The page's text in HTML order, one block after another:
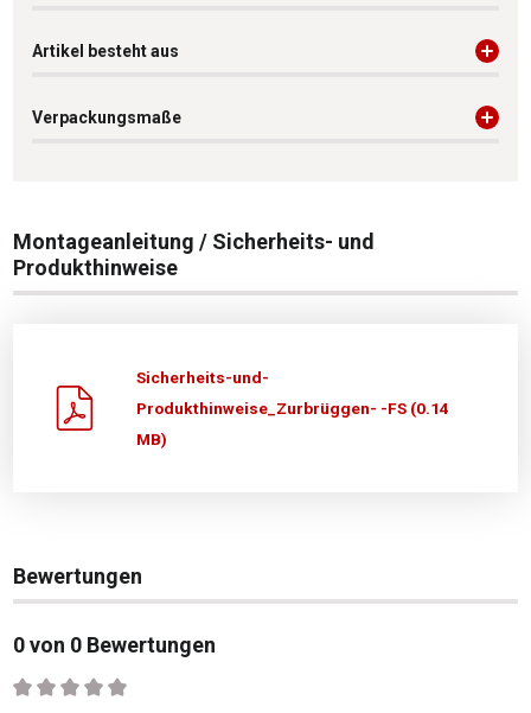
Artikel besteht aus
Verpackungsmaße
Montageanleitung / Sicherheits- und
Produkthinweise
Sicherheits-und-
Produkthinweise_Zurbrüggen- -FS (0.14
MB)
Bewertungen
0 von 0 Bewertungen
Durchschnittliche Bewertung von 0 von 5 Sternen